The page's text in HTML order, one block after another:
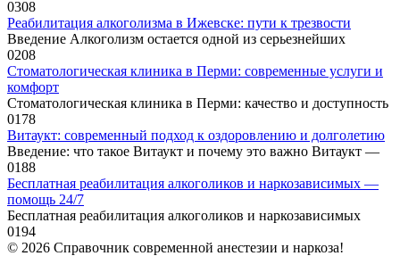
0308
Реабилитация алкоголизма в Ижевске: пути к трезвости
Введение Алкоголизм остается одной из серьезнейших
0208
Стоматологическая клиника в Перми: современные услуги и
комфорт
Стоматологическая клиника в Перми: качество и доступность
0178
Витаукт: современный подход к оздоровлению и долголетию
Введение: что такое Витаукт и почему это важно Витаукт —
0188
Бесплатная реабилитация алкоголиков и наркозависимых —
помощь 24/7
Бесплатная реабилитация алкоголиков и наркозависимых
0194
© 2026 Справочник современной анестезии и наркоза!